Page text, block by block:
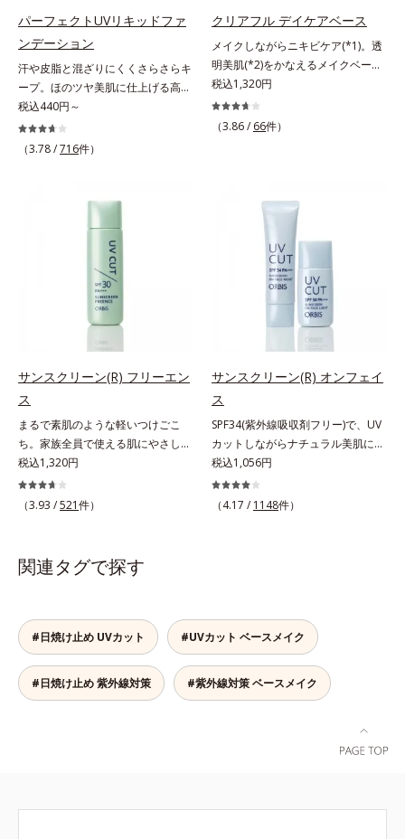
に早速、毎日2粒（目安）の新習慣
を始めましょう。* 紫外線などによ
り失われるビタミンCを中心とした
栄養成分の補給
* メラニンの生成を抑え、シミ・ソ
バカスを防ぐ
パーフェクトUVリキッドファ
ンデーション
汗や皮脂と混ざりにくくさらさらキ
ープ。ほのツヤ美肌に仕上げる高
SPFファンデ。SPF50・PA++++で紫
外線を強力カットしながら、さらさ
ら美肌が10時間(*)続くリキッドフ
で、時間が経ってもくすみにくく、
ィット。まるでつけたてのような美
肌をキープします。またドーナツ型
の粉体を採用したことで、より多く
均一に光を拡散することを実現。毛
穴やシミの目立ちにくい“ほのツヤ
ルーフテスト済で、アウトドアにも
おすすめです。* 10時間化粧持ちデ
人差があります。
税込440円～
（3.78 /716件）
クリアフル デイケアベース
メイクしながらニキビケア(*1)。透
明美肌(*2)をかなえるメイクベー
ス。ニキビがあると、メイクはニキ
ビに良くないのではないかと心配に
なりがち。しかし何も塗らないと、
できる新発想のメイク下地。スキン
ケアシリーズと同様のニキビケア成
分を配合した肌にやさしい処方なの
で、“ニキビをケアしたい”と“肌をキ
レイに見せたい”が同時に叶えられ
ます。ピンク味のあるベージュ色
で、塗るとくすみがさっと払われ、
肌が自然とトーンアップ。しっとり
とした美しい仕上がりが続きます。
SPF28・PA+++で、ニキビ肌を紫外
線ダメージからもしっかりガードし
ます。※敏感肌対象パッチテスト済
（すべての人に皮膚刺激がおきない
というわけではありません）*1 ニ
キビ・肌荒れを防ぐ*2 うるおいに
よる透明感のある肌
税込1,320円
（3.86 / 66件）
サンスクリーン(R) フリーエン
ス
まるで素肌のような軽いつけごこ
ち。家族全員で使える肌にやさしい
UVカット。毎日使うものだから、
使いごこちにも、肌へのやさしさに
もこだわりたい。そんな声に応え
感のない気持ちのいい感触。
SPF30・PA+++ながら、紫外線吸収
ちです。
税込1,320円
（3.93 /521件）
サンスクリーン(R) オンフェイ
ス
SPF34(紫外線吸収剤フリー)で、UV
カットしながらナチュラル美肌に。
これ1本で“小でかけ”にも、化粧下
地としても。この1本があれば、“ち
ょっとそこまで”もOKなすっぴん美
む絶妙な色設計で、白浮きなしの明
るい自然なつや肌に。さらに超軽量
粉体を採用しているので、とっても
軽い付けごこち。単品でも、化粧下
タつくことなくうるおい感覚が続く
「クリームタイプ」と、みずみずし
税込1,056円
（4.17 / 1148件）
関連タグで探す
#日焼け止め UVカット #UVカット ベースメイク
#日焼け止め 紫外線対策 #紫外線対策 ベースメイク